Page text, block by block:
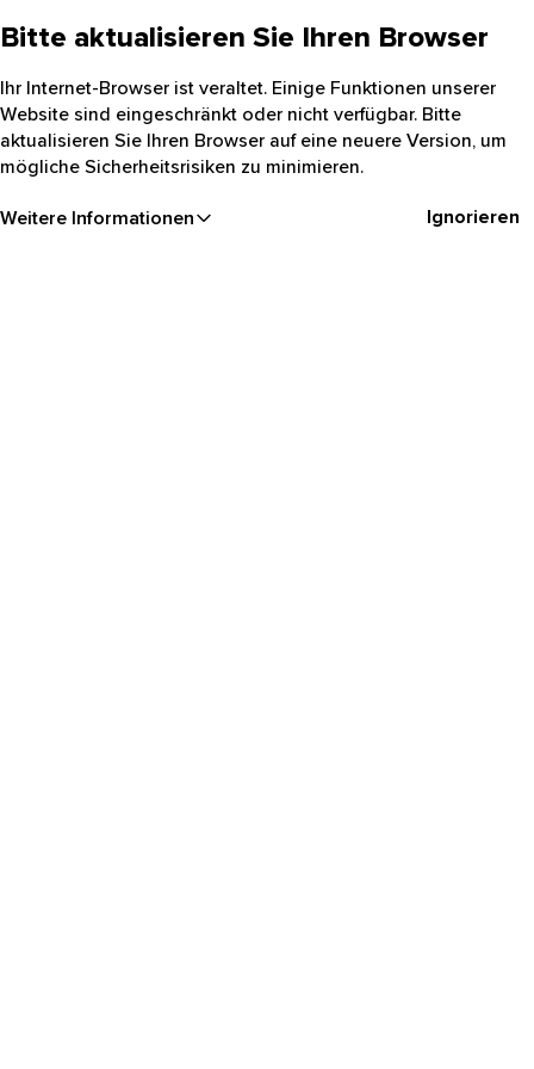
Bitte aktualisieren Sie Ihren Browser
Ihr Internet-Browser ist veraltet. Einige Funktionen unserer
Website sind eingeschränkt oder nicht verfügbar. Bitte
aktualisieren Sie Ihren Browser auf eine neuere Version, um
mögliche Sicherheitsrisiken zu minimieren.
Weitere Informationen Ignorieren